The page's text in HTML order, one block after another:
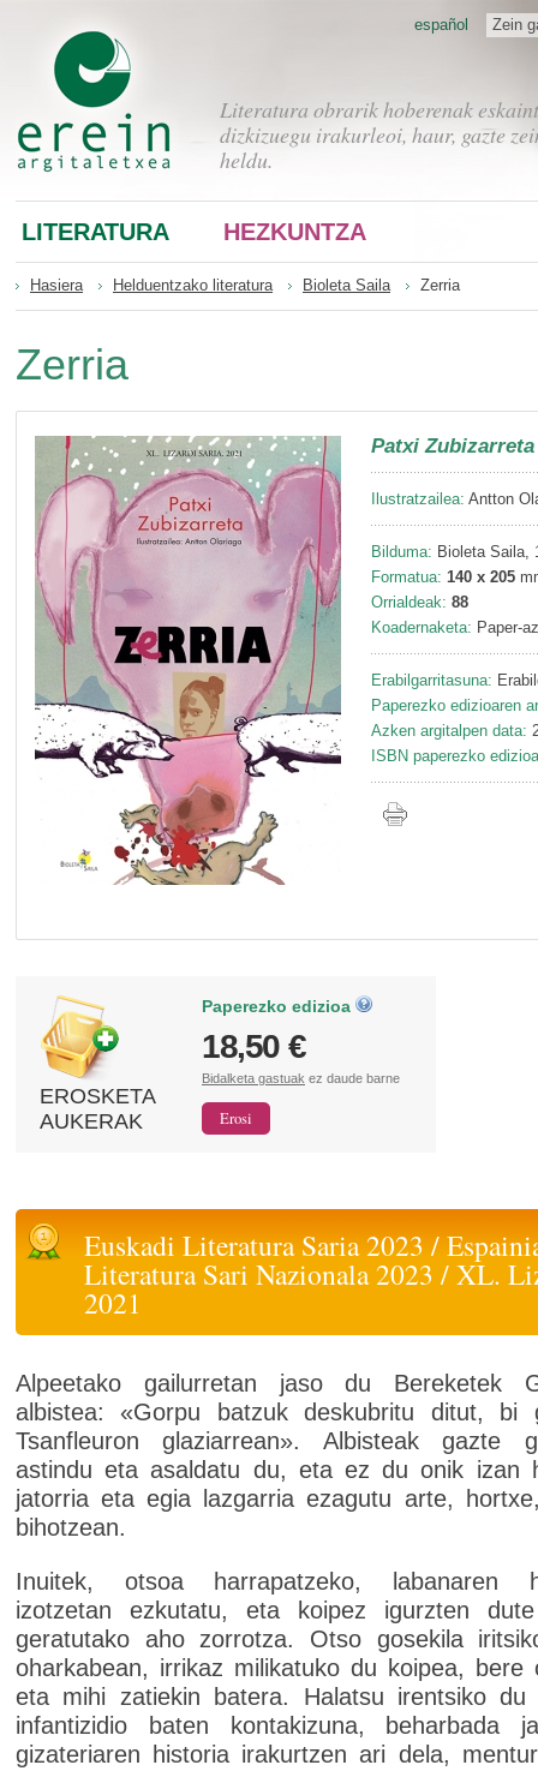
Literatura obrarik hoberenak
dizkizuegu irakurleoi, haur, gazte
heldu.
Zein
español
LITERATURA HEZKUNTZA
Hasiera Helduentzako literatura Bioleta Saila Zerria
Zerria
Patxi Zubizarreta
Ilustratzailea: Antton
Bilduma: Bioleta Saila,
Formatua: 140 x 205
Orrialdeak: 88
Koadernaketa: Paper-
Erabilgarritasuna:
Paperezko edizioaren
Azken argitalpen data:
ISBN paperezko
EROSKETA
AUKERAK
Paperezko edizioa
18,50 €
Bidalketa gastuak ez daude barne
Euskadi Literatura Saria 2023 /
Literatura Sari Nazionala 2023 / XL.
2021
Alpeetako gailurretan jaso du Bereketek
albistea: «Gorpu batzuk deskubritu ditut, bi
Tsanfleuron glaziarrean». Albisteak gazte
astindu eta asaldatu du, eta ez du onik izan
jatorria eta egia lazgarria ezagutu arte,
bihotzean.
Inuitek, otsoa harrapatzeko, labanaren
izotzetan ezkutatu, eta koipez igurzten
geratutako aho zorrotza. Otso gosekila
oharkabean, irrikaz milikatuko du koipea, bere
eta mihi zatiekin batera. Halatsu irentsiko du
infantizidio baten kontakizuna, beharbada
gizateriaren historia irakurtzen ari dela,